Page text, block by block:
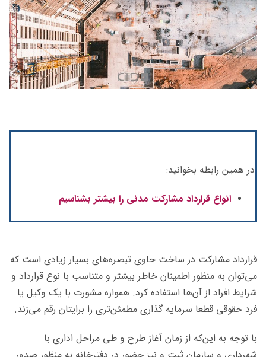
در همین رابطه بخوانید:
انواع قرارداد مشارکت مدنی را بیشتر بشناسیم
قرارداد مشارکت در ساخت حاوی تبصره‌های بسیار زیادی است که
می‌توان به منظور اطمینان خاطر بیشتر و متناسب با نوع قرارداد و
شرایط افراد از آن‌‌ها استفاده کرد. همواره مشورت با یک وکیل یا
فرد حقوقی قطعا سرمایه گذاری مطمئن‌تری را برایتان رقم می‌زند.
با توجه به این‌که از زمان آغاز طرح و طی مراحل اداری با